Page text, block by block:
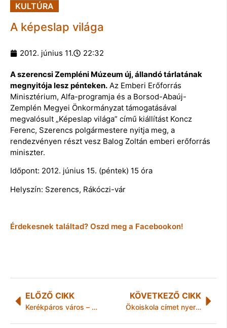
KULTÚRA
A képeslap világa
2012. június 11. 22:32
A szerencsi Zempléni Múzeum új, állandó tárlatának
megnyitója lesz pénteken. Az Emberi Erőforrás
Minisztérium, Alfa-programja és a Borsod-Abaúj-
Zemplén Megyei Önkormányzat támogatásával
megvalósult „Képeslap világa” című kiállítást Koncz
Ferenc, Szerencs polgármestere nyitja meg, a
rendezvényen részt vesz Balog Zoltán emberi erőforrás
miniszter.
Időpont: 2012. június 15. (péntek) 15 óra
Helyszín: Szerencs, Rákóczi-vár
Érdekesnek találtad? Oszd meg a Facebookon!
ELŐZŐ CIKK
Kerékpáros város – kerékpáros ellenőrzések Mezőkövesden
KÖVETKEZŐ CIKK
Ökoiskola címet nyert a harsányi iskola